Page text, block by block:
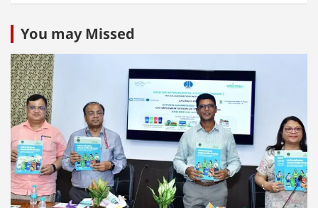
You may Missed